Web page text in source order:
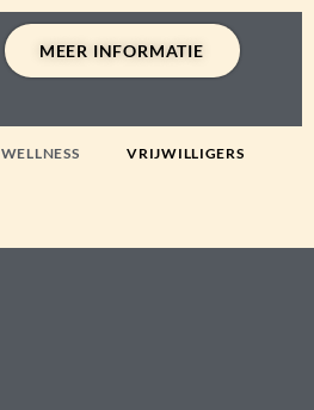
MEER INFORMATIE
WELLNESS VRIJWILLIGERS